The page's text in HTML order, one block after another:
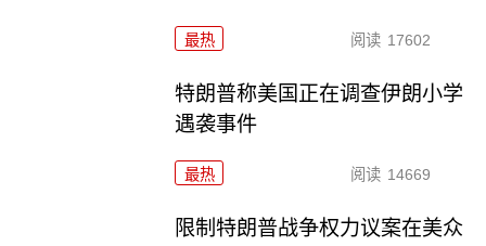
最热 阅读 17602
特朗普称美国正在调查伊朗小学
遇袭事件
最热 阅读 14669
限制特朗普战争权力议案在美众